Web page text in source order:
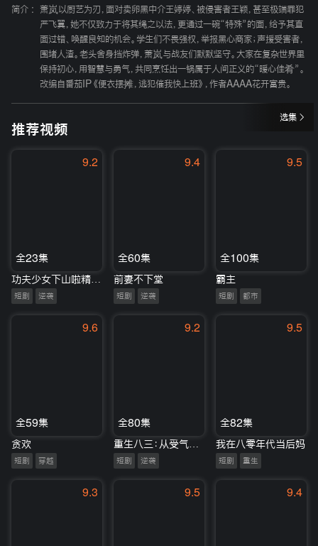
简介 :
萧岚以厨艺为刃，面对卖卵黑中介王婷婷、被侵害者王颖，甚至极端罪犯
严飞翼，她不仅致力于将其绳之以法，更通过一碗“特殊”的面，给予其直
面过错、唤醒良知的机会。学生们不畏强权，举报黑心商家；声援受害者，
围堵人渣。老头舍身挡炸弹，萧岚与战友们默默坚守。大家在复杂世界里
保持初心，用智慧与勇气，共同烹饪出一锅属于人间正义的“暖心佳肴”。
改编自番茄IP《便衣摆摊，逃犯催我快上班》，作者AAAA花开富贵。
选集
推荐视频
9.2
全23集
短剧 逆袭
9.4
全60集
前妻不下堂
短剧 逆袭
9.5
全100集
霸主
短剧 都市
9.6
全59集
贪欢
短剧 穿越
9.2
全80集
重生八三：从受气包到人生赢家
短剧 逆袭
9.5
全82集
我在八零年代当后妈
短剧 重生
9.3 9.5 9.4